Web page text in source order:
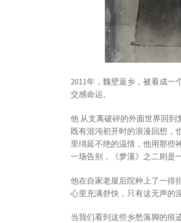
2011年，魏壁返乡，被看成
交感命运。
他 从支离破碎的外面世界回到
既有混沌初开时的浪漫回想，
里绵延不绝的温情，他用那些
一场告别，《梦溪》之二则是
他在自家老屋后院种上了一排
心里充满舒快， 只有这无声的
当我们看到这些乡愁落脚的痕